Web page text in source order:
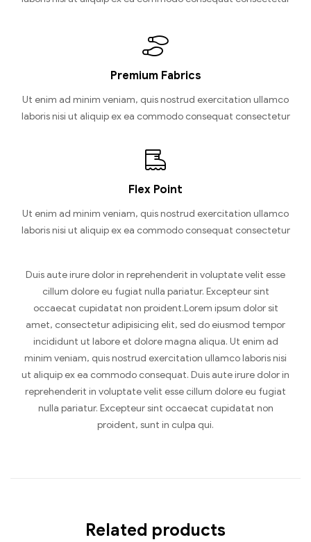
Premium Fabrics
Ut enim ad minim veniam, quis nostrud exercitation ullamco
laboris nisi ut aliquip ex ea commodo consequat consectetur
Flex Point
Ut enim ad minim veniam, quis nostrud exercitation ullamco
laboris nisi ut aliquip ex ea commodo consequat consectetur
Duis aute irure dolor in reprehenderit in voluptate velit esse
cillum dolore eu fugiat nulla pariatur. Excepteur sint
occaecat cupidatat non proident.Lorem ipsum dolor sit
amet, consectetur adipisicing elit, sed do eiusmod tempor
incididunt ut labore et dolore magna aliqua. Ut enim ad
minim veniam, quis nostrud exercitation ullamco laboris nisi
ut aliquip ex ea commodo consequat. Duis aute irure dolor in
reprehenderit in voluptate velit esse cillum dolore eu fugiat
nulla pariatur. Excepteur sint occaecat cupidatat non
proident, sunt in culpa qui.
Related products